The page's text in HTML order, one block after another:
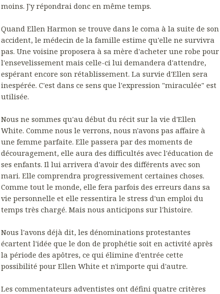
moins. J'y répondrai donc en même temps.
Quand Ellen Harmon se trouve dans le coma à la suite de son
accident, le médecin de la famille estime qu'elle ne survivra
pas. Une voisine proposera à sa mère d'acheter une robe pour
l'ensevelissement mais celle-ci lui demandera d'attendre,
espérant encore son rétablissement. La survie d'Ellen sera
inespérée. C'est dans ce sens que l'expression "miraculée" est
utilisée.
Nous ne sommes qu'au début du récit sur la vie d'Ellen
White. Comme nous le verrons, nous n'avons pas affaire à
une femme parfaite. Elle passera par des moments de
découragement, elle aura des difficultés avec l'éducation de
ses enfants. Il lui arrivera d'avoir des différents avec son
mari. Elle comprendra progressivement certaines choses.
Comme tout le monde, elle fera parfois des erreurs dans sa
vie personnelle et elle ressentira le stress d'un emploi du
temps très chargé. Mais nous anticipons sur l'histoire.
Nous l'avons déjà dit, les dénominations protestantes
écartent l'idée que le don de prophétie soit en activité après
la période des apôtres, ce qui élimine d'entrée cette
possibilité pour Ellen White et n'importe qui d'autre.
Les commentateurs adventistes ont défini quatre critères